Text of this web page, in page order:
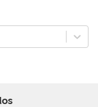
s